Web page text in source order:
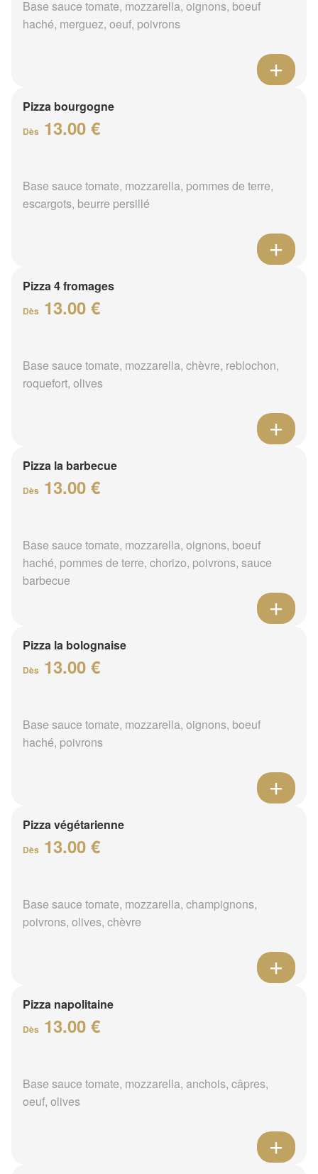
Base sauce tomate, mozzarella, oignons, boeuf
haché, merguez, oeuf, poivrons
Pizza bourgogne
Dès 13.00 €
Base sauce tomate, mozzarella, pommes de terre,
escargots, beurre persillé
Pizza 4 fromages
Dès 13.00 €
Base sauce tomate, mozzarella, chèvre, reblochon,
roquefort, olives
Pizza la barbecue
Dès 13.00 €
Base sauce tomate, mozzarella, oignons, boeuf
haché, pommes de terre, chorizo, poivrons, sauce
barbecue
Pizza la bolognaise
Dès 13.00 €
Base sauce tomate, mozzarella, oignons, boeuf
haché, poivrons
Pizza végétarienne
Dès 13.00 €
Base sauce tomate, mozzarella, champignons,
poivrons, olives, chèvre
Pizza napolitaine
Dès 13.00 €
Base sauce tomate, mozzarella, anchois, câpres,
oeuf, olives